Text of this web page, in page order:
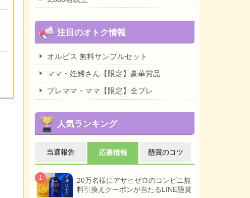
注目のオトク情報
オルビス 無料サンプルセット
ママ・妊婦さん【限定】豪華賞品
プレママ・ママ【限定】全プレ
人気ランキング
当選報告 応募情報 懸賞のコツ
20万名様にアサヒゼロのコンビニ無
料引換えクーポンが当たるLINE懸賞